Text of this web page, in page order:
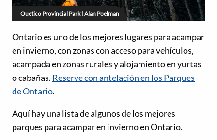
Quetico Provincial Park | Alan Poelman
Ontario es uno de los mejores lugares para acampar
en invierno, con zonas con acceso para vehículos,
acampada en zonas rurales y alojamiento en yurtas
o cabañas. Reserve con antelación en los Parques
de Ontario.
Aquí hay una lista de algunos de los mejores
parques para acampar en invierno en Ontario.